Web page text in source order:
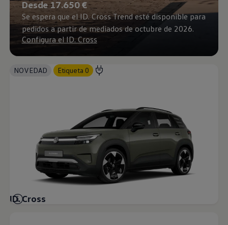
Desde 17.650 €
Se espera que el ID. Cross Trend esté disponible para
pedidos a partir de mediados de octubre de 2026.
Configura el ID. Cross
NOVEDAD Etiqueta 0
ID. Cross